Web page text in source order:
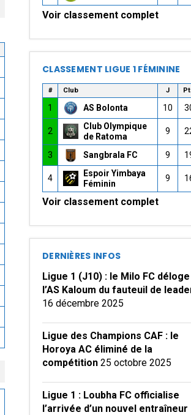
Voir classement complet
CLASSEMENT LIGUE 1 FÉMININE
# Club J
1 AS Bolonta 10
2
Club Olympique
de Ratoma
9
3 Sangbrala FC 9
4
Espoir Yimbaya
Féminin
9
Voir classement complet
DERNIÈRES INFOS
Ligue 1 (J10) : le Milo FC déloge
l’AS Kaloum du fauteuil de
16 décembre 2025
Ligue des Champions CAF : le
Horoya AC éliminé de la
compétition 25 octobre 2025
Ligue 1 : Loubha FC officialise
l’arrivée d’un nouvel entraîneur